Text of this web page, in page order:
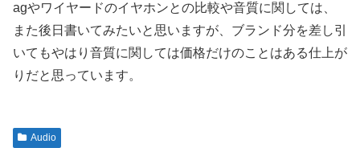
agやワイヤードのイヤホンとの比較や音質に関しては、
また後日書いてみたいと思いますが、ブランド分を差し引
いてもやはり音質に関しては価格だけのことはある仕上が
りだと思っています。
Audio